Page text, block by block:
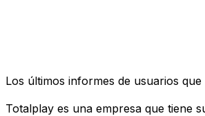
Los últimos informes de usuarios
Totalplay es una empresa que tiene